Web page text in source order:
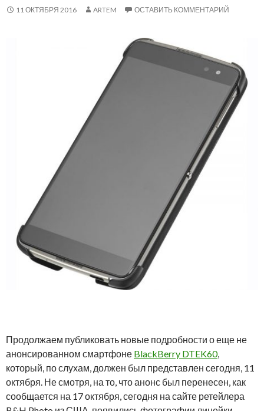
11 ОКТЯБРЯ 2016 ARTEM ОСТАВИТЬ КОММЕНТАРИЙ
Продолжаем публиковать новые подробности о еще не
анонсированном смартфоне BlackBerry DTEK60,
который, по слухам, должен был представлен сегодня, 11
октября. Не смотря, на то, что анонс был перенесен, как
сообщается на 17 октября, сегодня на сайте ретейлера